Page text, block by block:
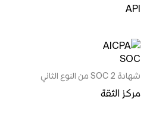
API
شهادة SOC 2 من النوع الثاني
مركز الثقة